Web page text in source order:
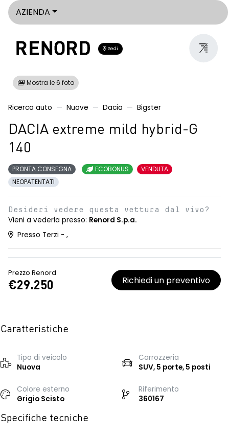
AZIENDA
Sedi
Mostra le 6 foto
Ricerca auto Nuove Dacia Bigster
DACIA extreme mild hybrid-G
140
PRONTA CONSEGNA ECOBONUS
VENDUTA
NEOPATENTATI
Desideri vedere questa vettura dal vivo?
Vieni a vederla presso: Renord S.p.a.
Presso Terzi - ,
Prezzo Renord
€29.250 Richiedi un preventivo
Caratteristiche
Tipo di veicolo
Nuova
Carrozzeria
SUV, 5 porte, 5 posti
Colore esterno
Grigio Scisto
Riferimento
360167
Specifiche tecniche